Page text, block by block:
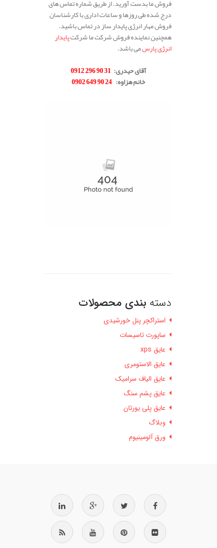
فروش ما بدست آورید. از طریق شماره تماس های
درج شده طی روزها و ساعات اداری با کارشناسان
فروش مهار انرژی پایدار ساز در تماس باشید.
همچنین نماینده فروش شرکت ما شرکتپایدار
انرژی پارسمی باشد.
آقای حیدری:
31 90 296 0912
خانم هزاوه:
24 90 649 0902
دسته بندی محصولات
استراکچر پنل خورشیدی
ساپورت تاسیسات
عایق xps
عایق الاستومری
عایق الیاف سرامیک
عایق پشم سنگ
عایق پلی یورتان
وبلاگ
ورق آلومینیوم